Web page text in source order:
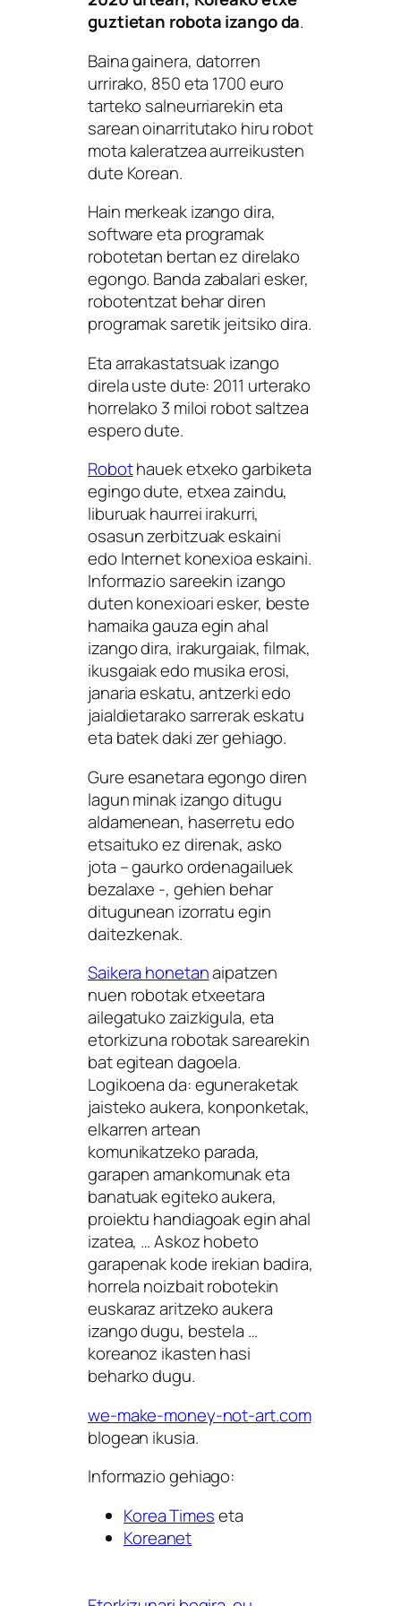
guztietan robota izango da.
Baina gainera, datorren
urrirako, 850 eta 1700 euro
tarteko salneurriarekin eta
sarean oinarritutako hiru robot
mota kaleratzea aurreikusten
dute Korean.
Hain merkeak izango dira,
software eta programak
robotetan bertan ez direlako
egongo. Banda zabalari esker,
robotentzat behar diren
programak saretik jeitsiko dira.
Eta arrakastatsuak izango
direla uste dute: 2011 urterako
horrelako 3 miloi robot saltzea
espero dute.
Robothauek etxeko garbiketa
egingo dute, etxea zaindu,
liburuak haurrei irakurri,
osasun zerbitzuak eskaini
edo Internet konexioa eskaini.
Informazio sareekin izango
duten konexioari esker, beste
hamaika gauza egin ahal
izango dira, irakurgaiak, filmak,
ikusgaiak edo musika erosi,
janaria eskatu, antzerki edo
jaialdietarako sarrerak eskatu
eta batek daki zer gehiago.
Gure esanetara egongo diren
lagun minak izango ditugu
aldamenean, haserretu edo
etsaituko ez direnak, asko
jota – gaurko ordenagailuek
bezalaxe -, gehien behar
ditugunean izorratu egin
daitezkenak.
Saikera honetanaipatzen
nuen robotak etxeetara
ailegatuko zaizkigula, eta
etorkizuna robotak sarearekin
bat egitean dagoela.
Logikoena da: eguneraketak
jaisteko aukera, konponketak,
elkarren artean
komunikatzeko parada,
garapen amankomunak eta
banatuak egiteko aukera,
proiektu handiagoak egin ahal
izatea, … Askoz hobeto
garapenak kode irekian badira,
horrela noizbait robotekin
euskaraz aritzeko aukera
izango dugu, bestela …
koreanoz ikasten hasi
beharko dugu.
we-make-money-not-art.com
blogean ikusia.
Informazio gehiago:
Korea Timeseta
Koreanet